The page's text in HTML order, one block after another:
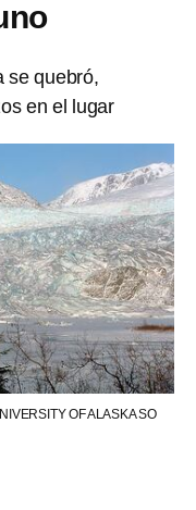
se quebró,
en el lugar
OF ALASKA SO